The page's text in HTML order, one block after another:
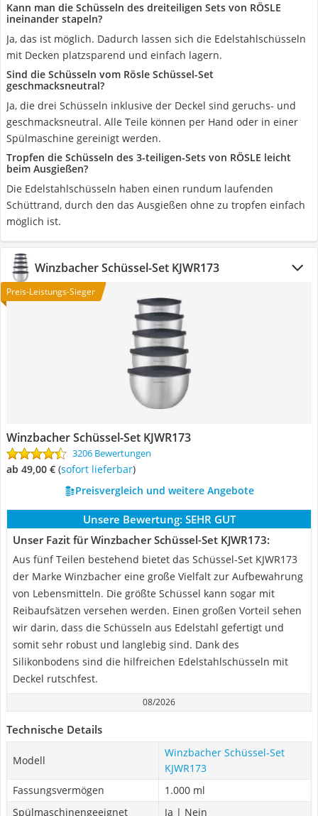
Kann man die Schüsseln des dreiteiligen Sets von RÖSLE
ineinander stapeln?
Ja, das ist möglich. Dadurch lassen sich die Edelstahlschüsseln
mit Decken platzsparend und einfach lagern.
Sind die Schüsseln vom Rösle Schüssel-Set
geschmacksneutral?
Ja, die drei Schüsseln inklusive der Deckel sind geruchs- und
geschmacksneutral. Alle Teile können per Hand oder in einer
Spülmaschine gereinigt werden.
Tropfen die Schüsseln des 3-teiligen-Sets von RÖSLE leicht
beim Ausgießen?
Die Edelstahlschüsseln haben einen rundum laufenden
Schüttrand, durch den das Ausgießen ohne zu tropfen einfach
möglich ist.
Winzbacher Schüssel-Set KJWR173
Preis-Leistungs-Sieger
Winzbacher Schüssel-Set KJWR173
3206 Bewertungen
ab 49,00 € ( Sofort lieferbar)
Preisvergleich und weitere Angebote
Unsere Bewertung: SEHR GUT
Unser Fazit für Winzbacher Schüssel-Set KJWR173:
Aus fünf Teilen bestehend bietet das Schüssel-Set KJWR173
der Marke Winzbacher eine große Vielfalt zur Aufbewahrung
von Lebensmitteln. Die größte Schüssel kann sogar mit
Reibaufsätzen versehen werden. Einen großen Vorteil sehen
wir darin, dass die Schüsseln aus Edelstahl gefertigt und
somit sehr robust und langlebig sind. Dank des
Silikonbodens sind die hilfreichen Edelstahlschüsseln mit
Deckel rutschfest.
08/2026
Technische Details
Modell
Winzbacher Schüssel-Set
KJWR173
Fassungsvermögen
1.000 ml
Spülmaschinengeeignet
Ja | Nein